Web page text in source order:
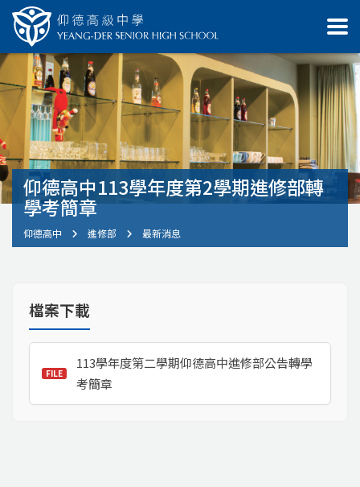
仰德高中113學年度第2學期進修部轉
學考簡章
仰德高中 進修部 最新消息
檔案下載
113學年度第二學期仰德高中進修部公告轉學
考簡章